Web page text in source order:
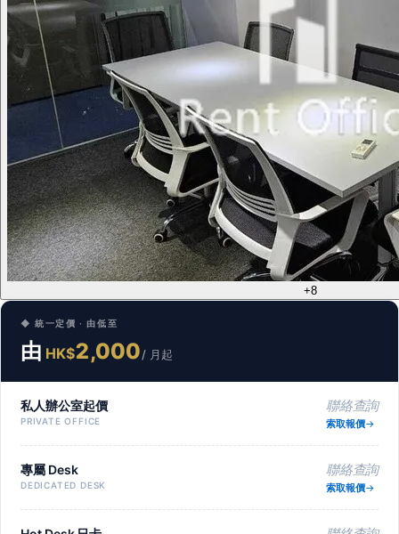
+8
◆ 統一定價 · 由低至
由 HK$2,000/ 月起
私人辦公室起價
PRIVATE OFFICE
聯絡查詢
索取報價
專屬 Desk
DEDICATED DESK
聯絡查詢
索取報價